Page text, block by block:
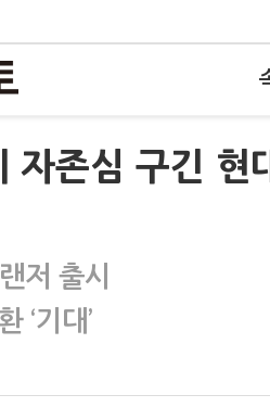
자존심 구긴 현
저 출시
‘기대’